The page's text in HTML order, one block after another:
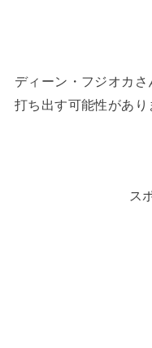
ディーン・フジオカ
打ち出す可能性があり
ス